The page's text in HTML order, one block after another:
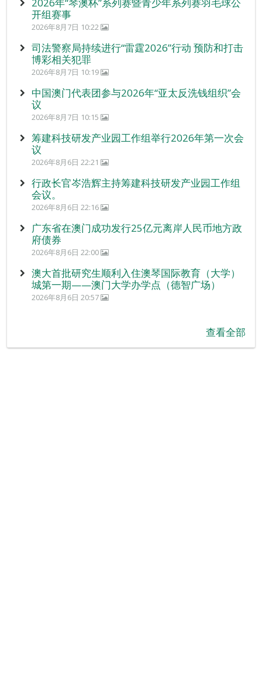
开组赛事
2026年8月7日 10:22
司法警察局持续进行“雷霆2026”行动 预防和打击
博彩相关犯罪
2026年8月7日 10:19
中国澳门代表团参与2026年“亚太反洗钱组织”会
议
2026年8月7日 10:15
筹建科技研发产业园工作组举行2026年第一次会
议
2026年8月6日 22:21
行政长官岑浩辉主持筹建科技研发产业园工作组
会议。
2026年8月6日 22:16
广东省在澳门成功发行25亿元离岸人民币地方政
府债券
2026年8月6日 22:00
澳大首批研究生顺利入住澳琴国际教育（大学）
城第一期——澳门大学办学点（德智广场）
2026年8月6日 20:57
查看全部